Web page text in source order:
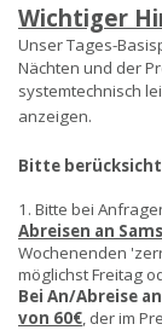
Wichtiger
Unser Tages-
Nächten und der
systemtechnisch
anzeigen.
Bitte
1. Bitte bei
Abreisen an
Wochenenden
möglichst Freitag
Bei An/Abreise
von 60€, der im